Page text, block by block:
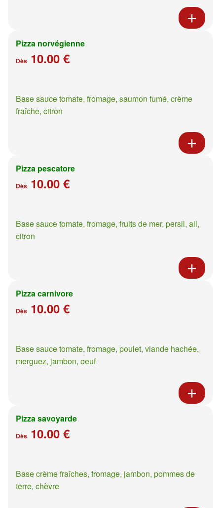
Pizza norvégienne
Dès 10.00 €
Base sauce tomate, fromage, saumon fumé, crème
fraîche, citron
Pizza pescatore
Dès 10.00 €
Base sauce tomate, fromage, fruits de mer, persil, ail,
citron
Pizza carnivore
Dès 10.00 €
Base sauce tomate, fromage, poulet, viande hachée,
merguez, jambon, oeuf
Pizza savoyarde
Dès 10.00 €
Base crème fraîches, fromage, jambon, pommes de
terre, chèvre